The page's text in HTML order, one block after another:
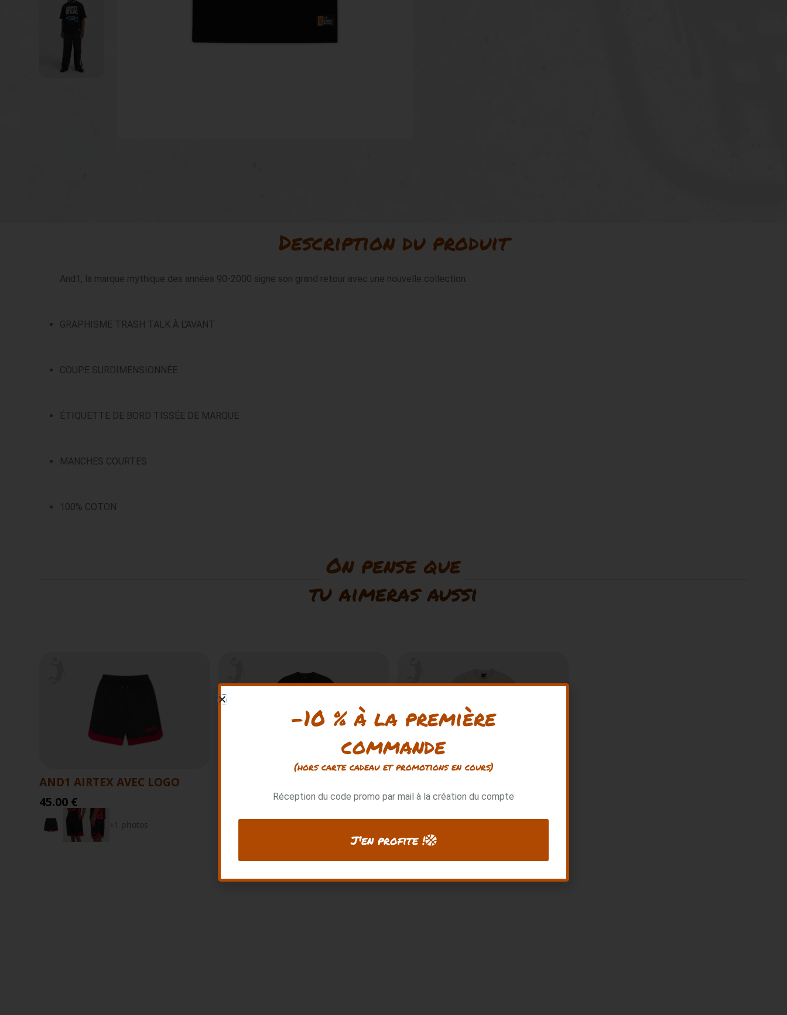
Description du produit
GRAPHISME TRASH TALK À L'AVANT
COUPE SURDIMENSIONNÉE
ÉTIQUETTE DE BORD TISSÉE DE MARQUE
MANCHES COURTES
100% COTON
On pense que
tu aimeras aussi
AND1 AIRTEX AVEC LOGO
45.00 €
+1 photos
39.00 €
-10 % à la première
commande
(hors carte cadeau et promotions en cours)
Réception du code promo par mail à la création du compte
J'en profite !